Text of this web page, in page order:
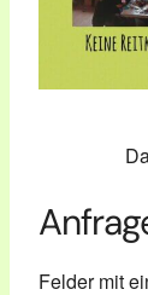
Felder mit